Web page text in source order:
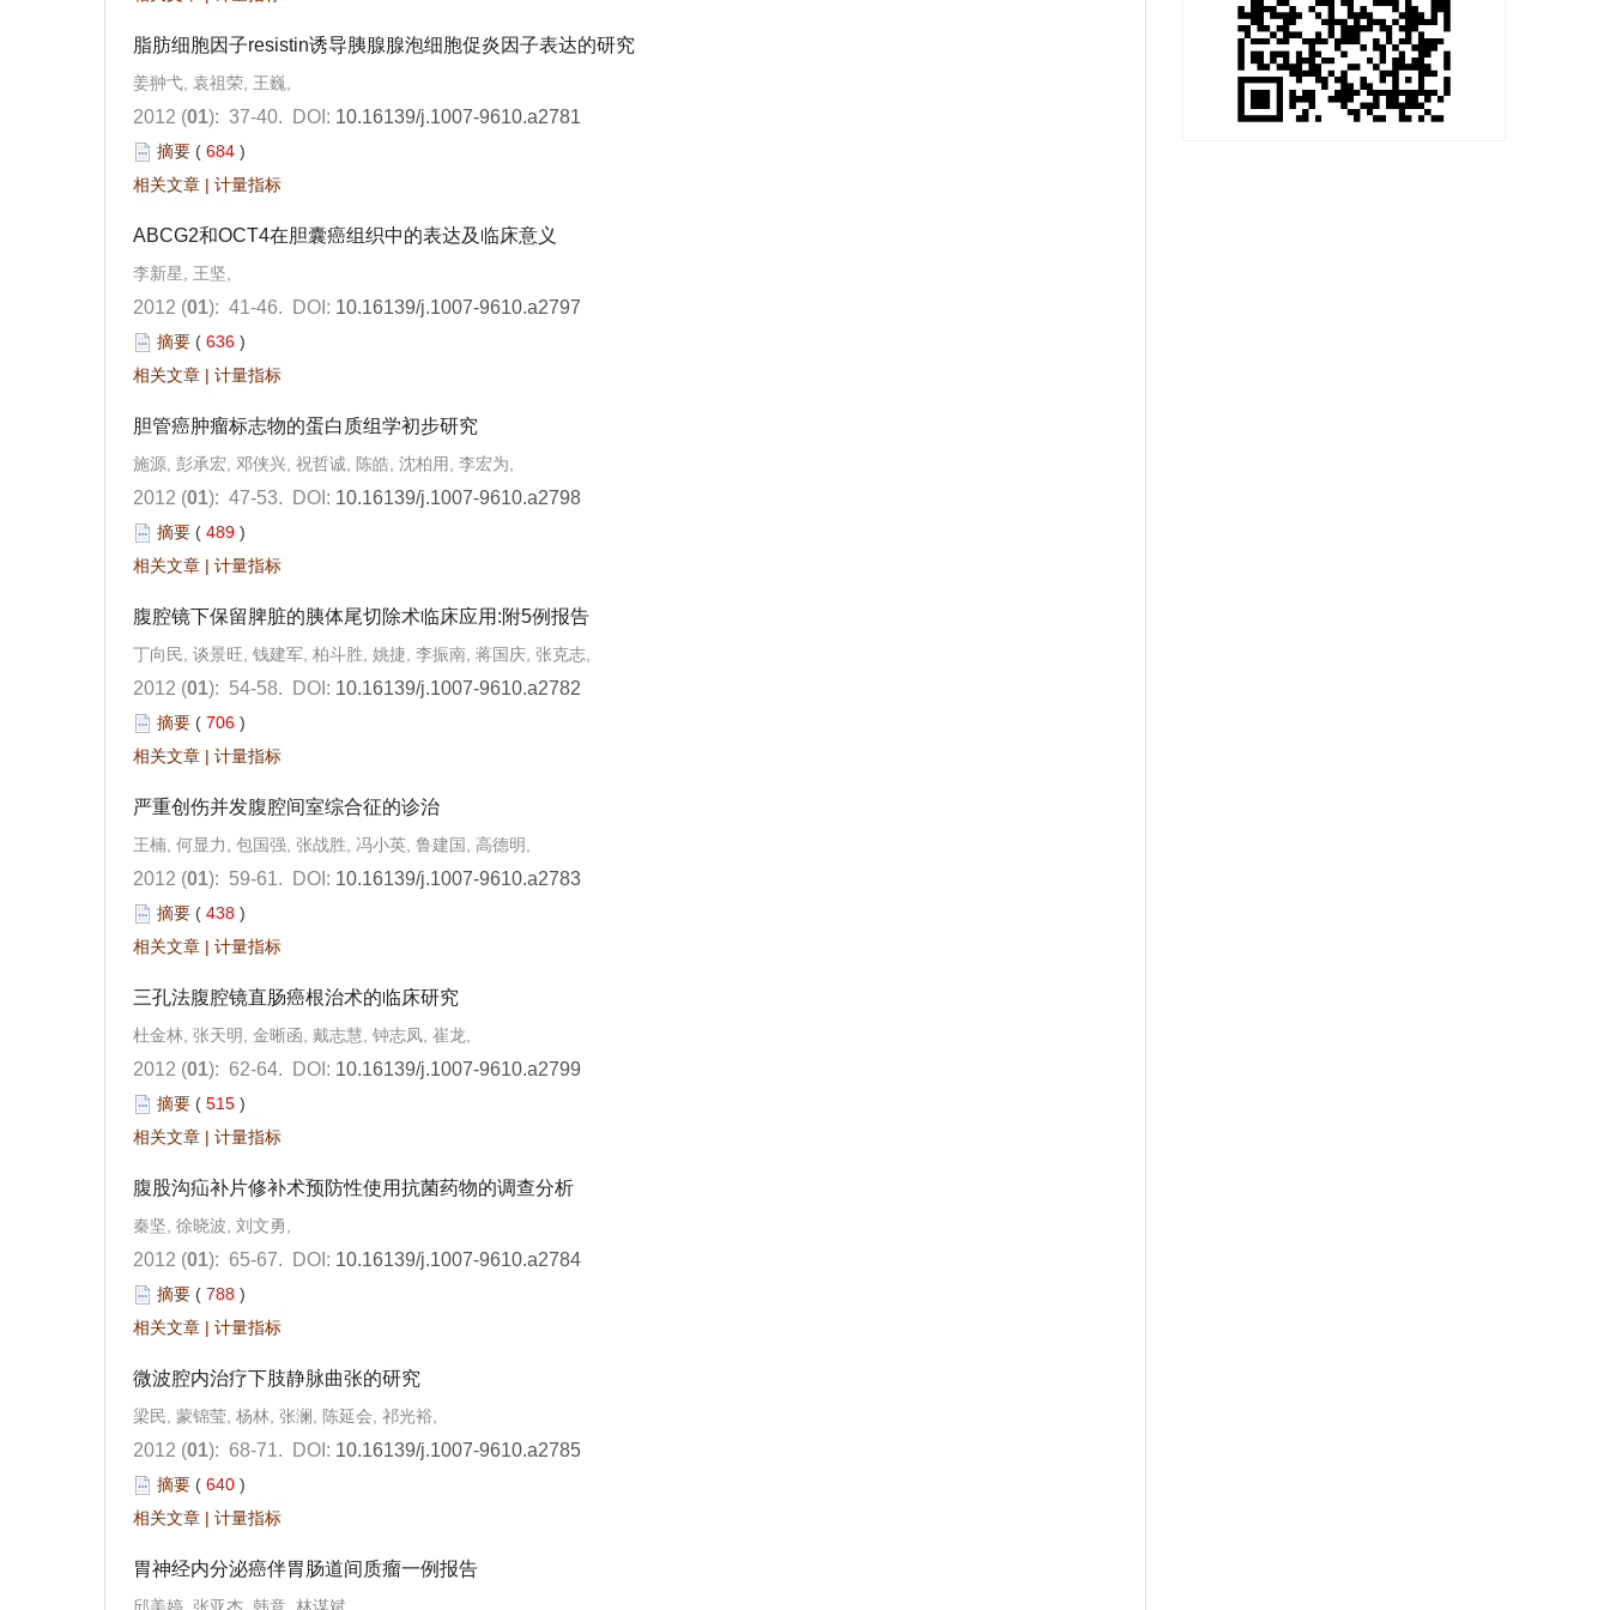
脂肪细胞因子resistin诱导胰腺腺泡细胞促炎因子表达的研究
姜翀弋, 袁祖荣, 王巍,
2012 (01): 37-40. DOI: 10.16139/j.1007-9610.a2781
摘要 ( 684 )
相关文章 | 计量指标
ABCG2和OCT4在胆囊癌组织中的表达及临床意义
李新星, 王坚,
2012 (01): 41-46. DOI: 10.16139/j.1007-9610.a2797
摘要 ( 636 )
相关文章 | 计量指标
胆管癌肿瘤标志物的蛋白质组学初步研究
施源, 彭承宏, 邓侠兴, 祝哲诚, 陈皓, 沈柏用, 李宏为,
2012 (01): 47-53. DOI: 10.16139/j.1007-9610.a2798
摘要 ( 489 )
相关文章 | 计量指标
腹腔镜下保留脾脏的胰体尾切除术临床应用:附5例报告
丁向民, 谈景旺, 钱建军, 柏斗胜, 姚捷, 李振南, 蒋国庆, 张克志,
2012 (01): 54-58. DOI: 10.16139/j.1007-9610.a2782
摘要 ( 706 )
相关文章 | 计量指标
严重创伤并发腹腔间室综合征的诊治
王楠, 何显力, 包国强, 张战胜, 冯小英, 鲁建国, 高德明,
2012 (01): 59-61. DOI: 10.16139/j.1007-9610.a2783
摘要 ( 438 )
相关文章 | 计量指标
三孔法腹腔镜直肠癌根治术的临床研究
杜金林, 张天明, 金晰函, 戴志慧, 钟志凤, 崔龙,
2012 (01): 62-64. DOI: 10.16139/j.1007-9610.a2799
摘要 ( 515 )
相关文章 | 计量指标
腹股沟疝补片修补术预防性使用抗菌药物的调查分析
秦坚, 徐晓波, 刘文勇,
2012 (01): 65-67. DOI: 10.16139/j.1007-9610.a2784
摘要 ( 788 )
相关文章 | 计量指标
微波腔内治疗下肢静脉曲张的研究
梁民, 蒙锦莹, 杨林, 张澜, 陈延会, 祁光裕,
2012 (01): 68-71. DOI: 10.16139/j.1007-9610.a2785
摘要 ( 640 )
相关文章 | 计量指标
胃神经内分泌癌伴胃肠道间质瘤一例报告